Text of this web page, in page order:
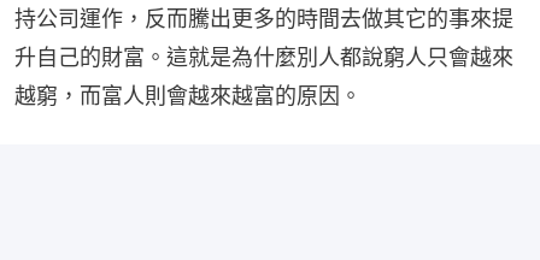
持公司運作，反而騰出更多的時間去做其它的事來提
升自己的財富。這就是為什麼別人都說窮人只會越來
越窮，而富人則會越來越富的原因。